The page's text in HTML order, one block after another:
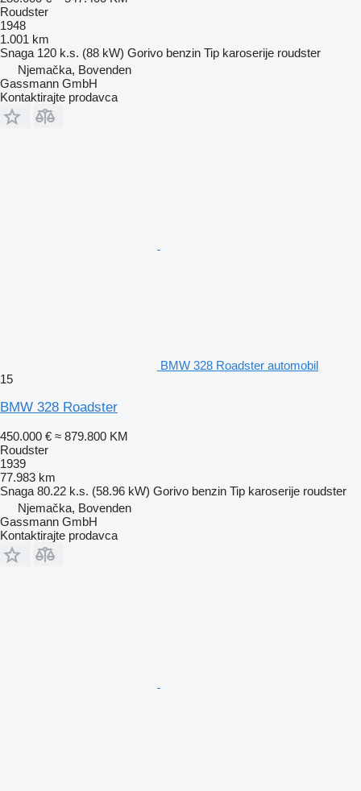
Roudster
1948
1.001 km
Snaga 120 k.s. (88 kW) Gorivo benzin Tip karoserije roudster
Njemačka, Bovenden
Gassmann GmbH
Kontaktirajte prodavca
BMW 328 Roadster automobil
15
BMW 328 Roadster
450.000 € ≈ 879.800 KM
Roudster
1939
77.983 km
Snaga 80.22 k.s. (58.96 kW) Gorivo benzin Tip karoserije roudster
Njemačka, Bovenden
Gassmann GmbH
Kontaktirajte prodavca